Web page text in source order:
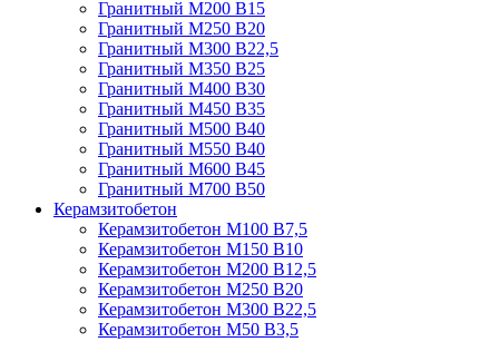
Гранитный М200 В15
Гранитный М250 В20
Гранитный М300 В22,5
Гранитный М350 В25
Гранитный М400 В30
Гранитный М450 В35
Гранитный М500 В40
Гранитный М550 В40
Гранитный М600 В45
Гранитный М700 В50
Керамзитобетон
Керамзитобетон М100 В7,5
Керамзитобетон М150 В10
Керамзитобетон М200 В12,5
Керамзитобетон М250 В20
Керамзитобетон М300 В22,5
Керамзитобетон М50 В3,5